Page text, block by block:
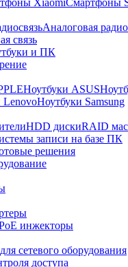
XiaomiСмартфоны
Аналоговая
связь
и ПК
Ноутбуки ASUS
LenovoНоутбуки Samsung
HDD дискиRAID
записи на базе ПК
решения
инжекторы
сетевого оборудования
доступа